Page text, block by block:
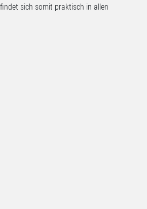
sich somit praktisch in allen